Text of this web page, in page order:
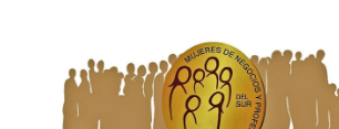
contenido